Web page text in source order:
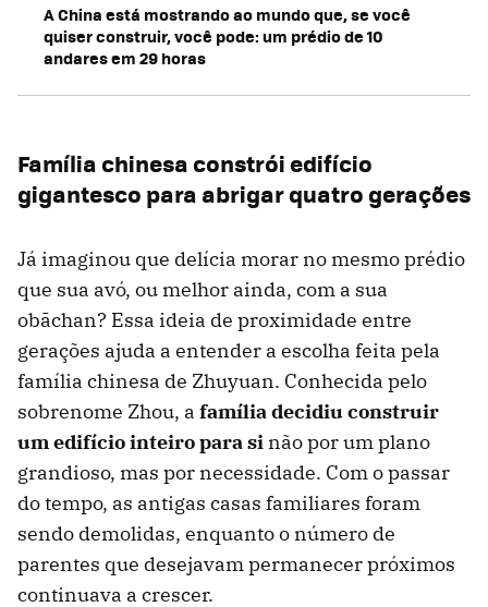
A China está mostrando ao mundo que, se você
quiser construir, você pode: um prédio de 10
andares em 29 horas
Família chinesa constrói edifício
gigantesco para abrigar quatro gerações
Já imaginou que delícia morar no mesmo prédio
que sua avó, ou melhor ainda, com a sua
obāchan? Essa ideia de proximidade entre
gerações ajuda a entender a escolha feita pela
família chinesa de Zhuyuan. Conhecida pelo
sobrenome Zhou, a família decidiu construir
um edifício inteiro para si não por um plano
grandioso, mas por necessidade. Com o passar
do tempo, as antigas casas familiares foram
sendo demolidas, enquanto o número de
parentes que desejavam permanecer próximos
continuava a crescer.